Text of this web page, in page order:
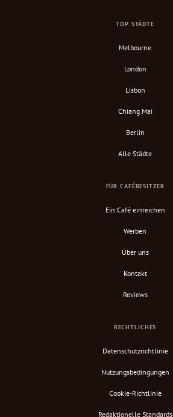
TOP STÄDTE
Melbourne
London
Lisbon
Chiang Mai
Berlin
Alle Städte
FÜR CAFÉBESITZER
Ein Café einreichen
Werben
Über uns
Kontakt
Reviews
RECHTLICHES
Datenschutzrichtlinie
Nutzungsbedingungen
Cookie-Richtlinie
Redaktionelle Standards